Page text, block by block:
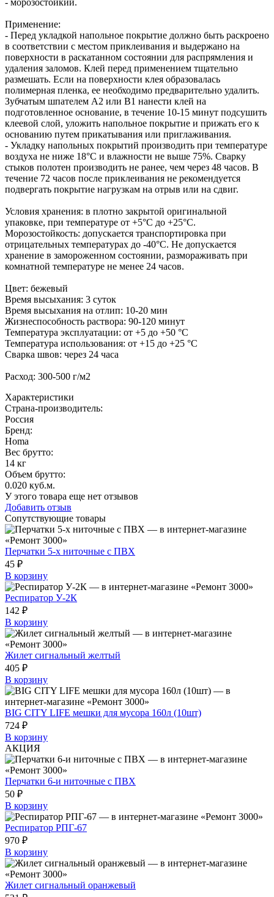
Применение:
- Перед укладкой напольное покрытие должно быть раскроено
в соответствии с местом приклеивания и выдержано на
поверхности в раскатанном состоянии для распрямления и
удаления заломов. Клей перед применением тщательно
размешать. Если на поверхности клея образовалась
полимерная пленка, ее необходимо предварительно удалить.
Зубчатым шпателем А2 или В1 нанести клей на
подготовленное основание, в течение 10-15 минут подсушить
клеевой слой, уложить напольное покрытие и прижать его к
основанию путем прикатывания или приглаживания.
- Укладку напольных покрытий производить при температуре
воздуха не ниже 18°С и влажности не выше 75%. Сварку
стыков полотен производить не ранее, чем через 48 часов. В
течение 72 часов после приклеивания не рекомендуется
подвергать покрытие нагрузкам на отрыв или на сдвиг.
Условия хранения: в плотно закрытой оригинальной
упаковке, при температуре от +5°С до +25°С.
Морозостойкость: допускается транспортировка при
отрицательных температурах до -40°С. Не допускается
хранение в замороженном состоянии, размораживать при
комнатной температуре не менее 24 часов.
Цвет: бежевый
Время высыхания: 3 суток
Время высыхания на отлип: 10-20 мин
Жизнеспособность раствора: 90-120 минут
Температура эксплуатации: от +5 до +50 °С
Температура использования: от +15 до +25 °С
Сварка швов: через 24 часа
Расход: 300-500 г/м2
Характеристики
Страна-производитель:
Россия
Бренд:
Homa
Вес брутто:
14 кг
Объем брутто:
0.020 куб.м.
У этого товара еще нет отзывов
Добавить отзыв
Сопутствующие товары
Перчатки 5-х ниточные с ПВХ
45 ₽
В корзину
Респиратор У-2К
142 ₽
В корзину
Жилет сигнальный желтый
405 ₽
В корзину
BIG CITY LIFE мешки для мусора 160л (10шт)
724 ₽
В корзину
АКЦИЯ
Перчатки 6-и ниточные с ПВХ
50 ₽
В корзину
Респиратор РПГ-67
970 ₽
В корзину
Жилет сигнальный оранжевый